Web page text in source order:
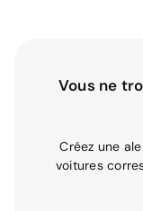
Vous ne
Créez une
voitures